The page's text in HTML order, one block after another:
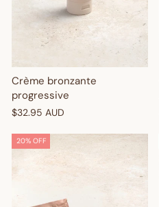
Crème bronzante
progressive
$32.95 AUD
20% OFF